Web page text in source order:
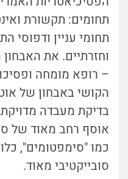
תחומים: תקשורת
תחומי עניין ודפוסי
וחזרתיים. את
הקושי באבחון של
בדיקת מעבדה
אוסף רחב מאוד של
כמו "סימפטומים",
סובייקטיבי מאוד.